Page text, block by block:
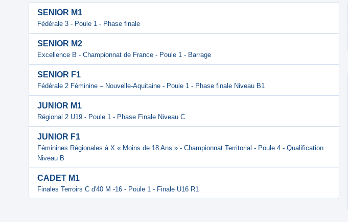
SENIOR M1
Fédérale 3 - Poule 1 - Phase finale
SENIOR M2
Excellence B - Championnat de France - Poule 1 - Barrage
SENIOR F1
Fédérale 2 Féminine – Nouvelle-Aquitaine - Poule 1 - Phase finale Niveau B1
JUNIOR M1
Régional 2 U19 - Poule 1 - Phase Finale Niveau C
JUNIOR F1
Féminines Régionales à X « Moins de 18 Ans » - Championnat Territorial - Poule 4 - Qualification
Niveau B
CADET M1
Finales Terroirs C d'40 M -16 - Poule 1 - Finale U16 R1